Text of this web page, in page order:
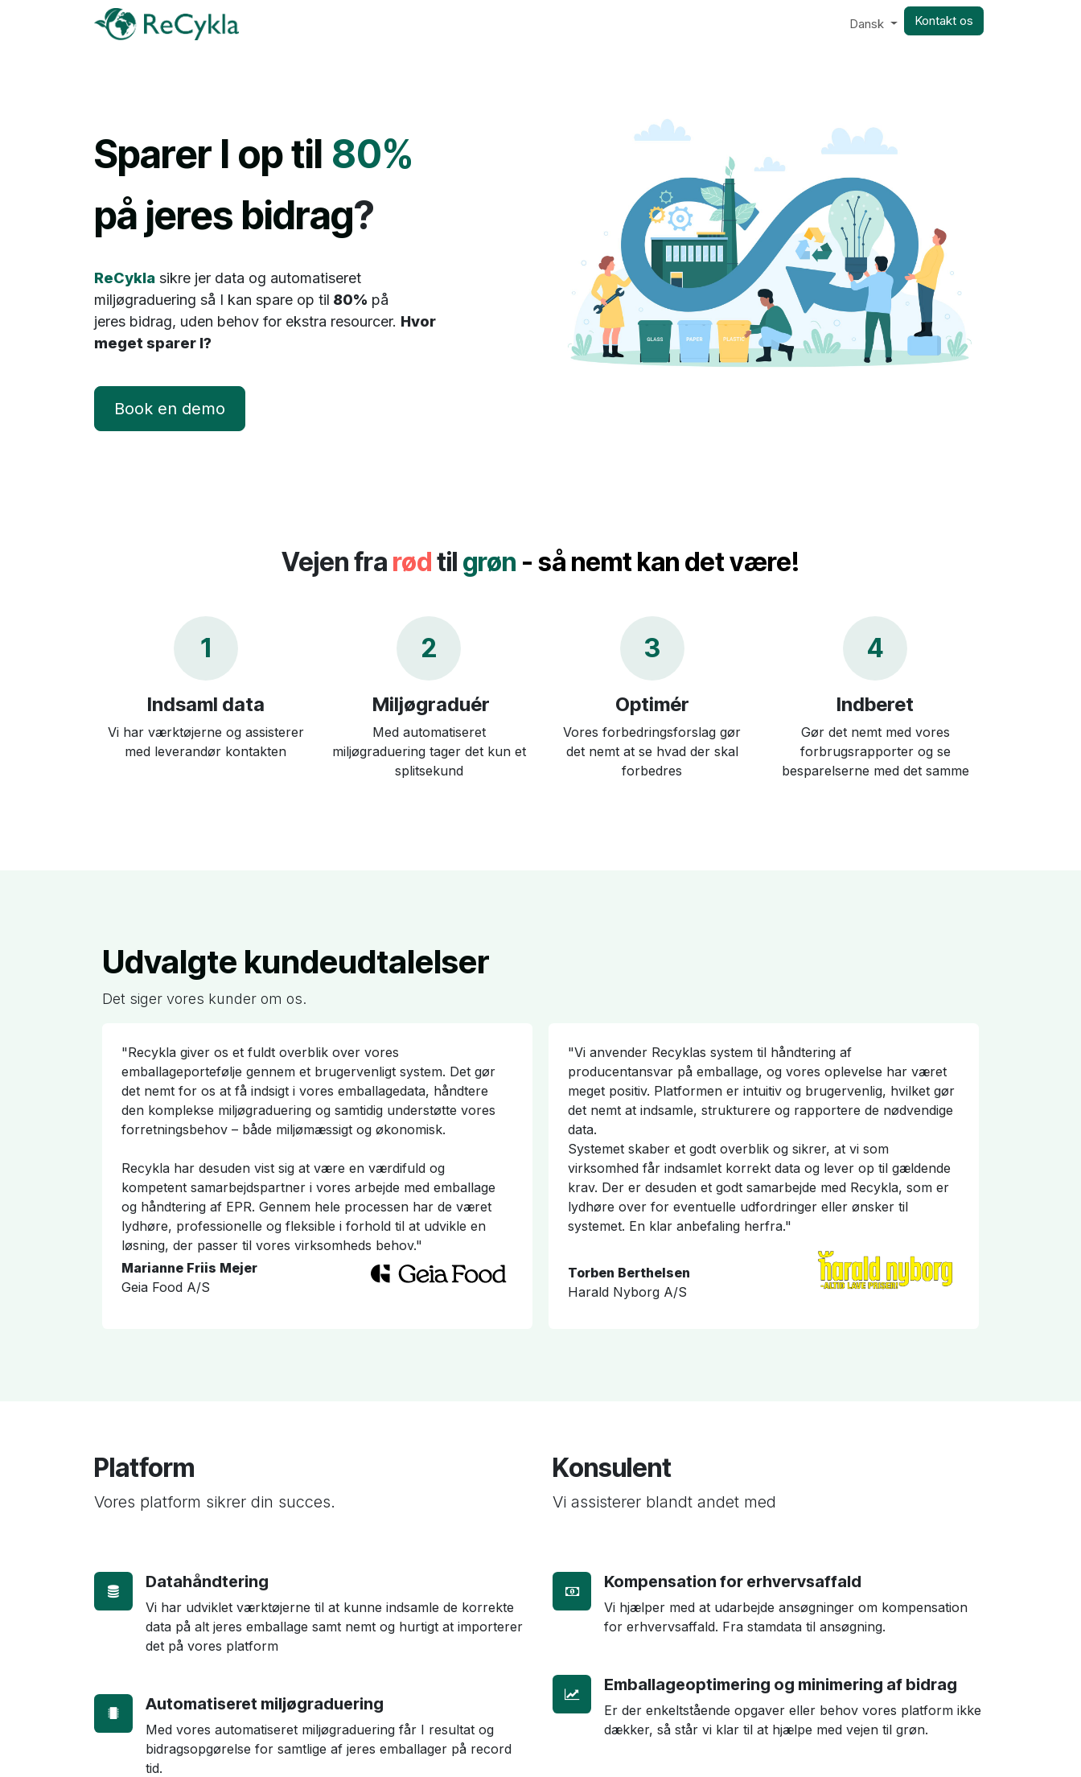
Dansk Kontakt os
Sparer I op til 80%
på jeres bidrag?
ReCykla sikre jer data og automatiseret
miljøgraduering så I kan spare op til 80% på
jeres bidrag, uden behov for ekstra resourcer. Hvor
meget sparer I?
Book en demo
Vejen fra rødtil grøn - så nemt kan det være!
1
Indsaml data
Vi har værktøjerne og assisterer
med leverandør kontakten
2
Miljøgraduér
Med automatiseret
miljøgraduering tager det kun et
splitsekund
3
Optimér
Vores forbedringsforslag gør
det nemt at se hvad der skal
forbedres
4
Indberet
Gør det nemt med vores
forbrugsrapporter og se
besparelserne med det samme
Udvalgte kundeudtalelser
Det siger vores kunder om os.
"Recykla giver os et fuldt overblik over vores
emballageportefølje gennem et brugervenligt system. Det gør
det nemt for os at få indsigt i vores emballagedata, håndtere
den komplekse miljøgraduering og samtidig understøtte vores
forretningsbehov – både miljømæssigt og økonomisk.
Recykla har desuden vist sig at være en værdifuld og
kompetent samarbejdspartner i vores arbejde med emballage
og håndtering af EPR. Gennem hele processen har de været
lydhøre, professionelle og fleksible i forhold til at udvikle en
løsning, der passer til vores virksomheds behov."
Marianne Friis Mejer
Geia Food A/S
"Vi anvender Recyklas system til håndtering af
producentansvar på emballage, og vores oplevelse har været
meget positiv. Platformen er intuitiv og brugervenlig, hvilket gør
det nemt at indsamle, strukturere og rapportere de nødvendige
data.
Systemet skaber et godt overblik og sikrer, at vi som
virksomhed får indsamlet korrekt data og lever op til gældende
krav. Der er desuden et godt samarbejde med Recykla, som er
lydhøre over for eventuelle udfordringer eller ønsker til
systemet. En klar anbefaling herfra."
Torben Berthelsen
Harald Nyborg A/S
Platform
Vores platform sikrer din succes.
Datahåndtering
Vi har udviklet værktøjerne til at kunne indsamle de korrekte
data på alt jeres emballage samt nemt og hurtigt at importerer
det på vores platform
Automatiseret miljøgraduering
Med vores automatiseret miljøgraduering får I resultat og
bidragsopgørelse for samtlige af jeres emballager på record
tid.
Konsulent
Vi assisterer blandt andet med
Kompensation for erhvervsaffald
Vi hjælper med at udarbejde ansøgninger om kompensation
for erhvervsaffald. Fra stamdata til ansøgning.
Emballageoptimering og minimering af bidrag
Er der enkeltstående opgaver eller behov vores platform ikke
dækker, så står vi klar til at hjælpe med vejen til grøn.